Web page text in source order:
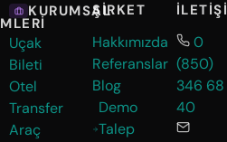
KURUMSAL
Uçak
Bileti
Otel
Transfer
Araç
ŞIRKET
Hakkımızda
Referanslar
Blog
Demo
Talep
0
(850)
346 68
40